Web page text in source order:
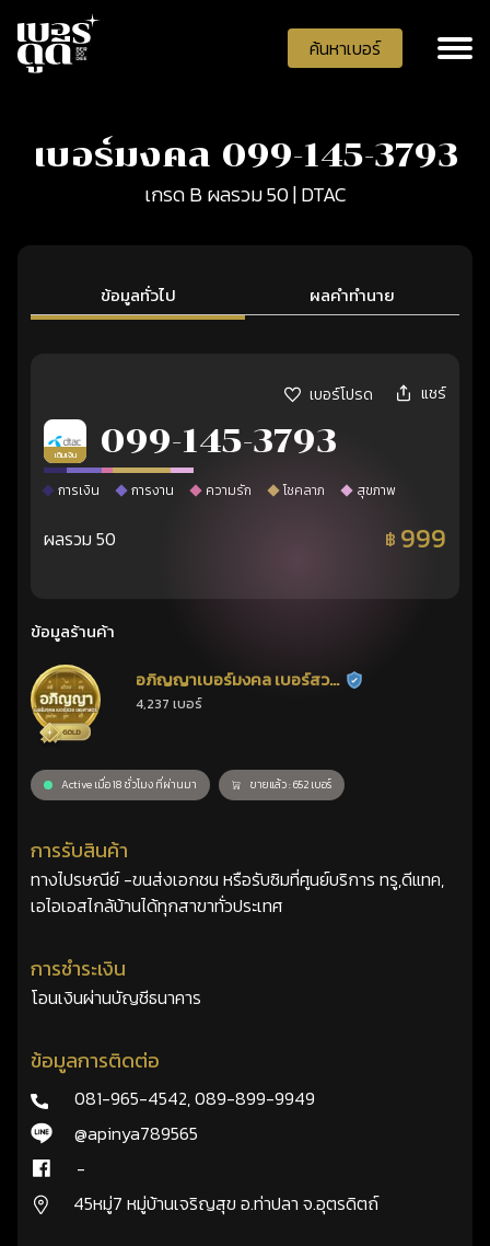
ค้นหาเบอร์
เบอร์มงคล 099-145-3793
เกรด B ผลรวม 50 | DTAC
ข้อมูลทั่วไป ผลคำทำนาย
เบอร์โปรด แชร์
เติมเงิน 099-145-3793
การเงิน การงาน ความรัก โชคลาภ สุขภาพ
ผลรวม 50 ฿ 999
ข้อมูลร้านค้า
อภิญญาเบอร์มงคล เบอร์สวย
เลขศาสตร์
ร้านยืนยันแล้ว
4,237 เบอร์
Active เมื่อ 18 ชั่วโมง ที่ผ่านมา ขายแล้ว : 652 เบอร์
การรับสินค้า
ทางไปรษณีย์ -ขนส่งเอกชน หรือรับซิมที่ศูนย์บริการ ทรู,ดีแทค,
เอไอเอสไกล้บ้านได้ทุกสาขาทั่วประเทศ
การชำระเงิน
โอนเงินผ่านบัญชีธนาคาร
ข้อมูลการติดต่อ
081-965-4542,089-899-9949
@apinya789565
-
45หมู่7 หมู่บ้านเจริญสุข อ.ท่าปลา จ.อุตรดิตถ์